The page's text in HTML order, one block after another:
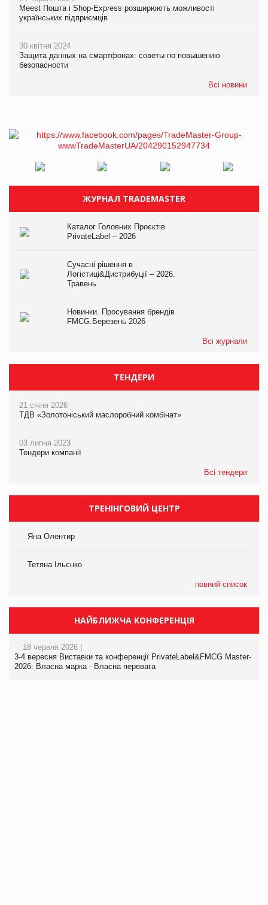
Meest Пошта і Shop-Express розширюють можливості
українських підприємців
30 квітня 2024
Защита данных на смартфонах: советы по повышению
безопасности
Всі новини
ЖУРНАЛ TRADEMASTER
Каталог Головних Проєктів
PrivateLabel – 2026
Сучасні рішення в
Логістиці&Дистрибуції – 2026.
Травень
Новинки. Просування брендів
FMCG.Березень 2026
Всі журнали
ТЕНДЕРИ
21 січня 2026
ТДВ «Золотоніський маслоробний комбінат»
03 липня 2023
Тендери компанії
Всі тендери
ТРЕНІНГОВИЙ ЦЕНТР
Яна Олентир
Тетяна Ільєнко
повний список
НАЙБЛИЖЧА КОНФЕРЕНЦІЯ
18 червня 2026 |
3-4 вересня Виставки та конференції PrivateLabel&FMCG Master-
2026: Власна марка - Власна перевага